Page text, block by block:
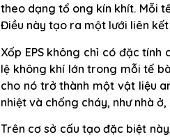
theo dạng tổ ong kín khít. Mỗi
Điều này tạo ra một lưới liên
Xốp EPS không chỉ có đặc
lệ không khí lớn trong mỗi tế
cho nó trở thành một vật liệu
nhiệt và chống cháy, như nhà
Trên cơ sở cấu tạo đặc biệt